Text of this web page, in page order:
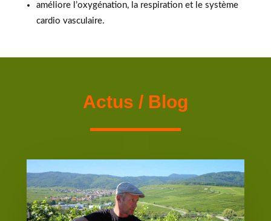
améliore l’oxygénation, la respiration et le système
cardio vasculaire.
Actus / Blog